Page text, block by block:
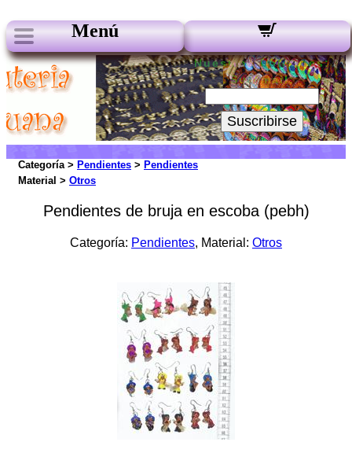
Menú
Nuestros boletines:
Su Email:
Suscribirse
Categoría > Pendientes > Pendientes
Material > Otros
Pendientes de bruja en escoba (pebh)
Categoría: Pendientes, Material: Otros